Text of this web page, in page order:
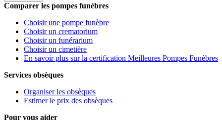
Comparer les pompes funèbres
Choisir une pompe funèbre
Choisir un crematorium
Choisir un funérarium
Choisir un cimetière
En savoir plus sur la certification Meilleures Pompes Funèbres
Services obsèques
Organiser les obsèques
Estimer le prix des obsèques
Pour vous aider